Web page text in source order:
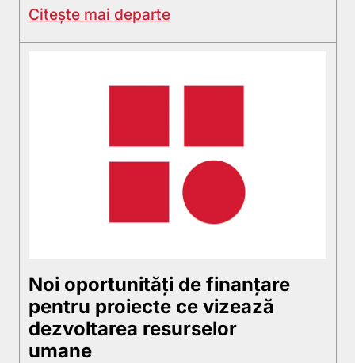
Citește mai departe
Noi oportunități de finanțare
pentru proiecte ce vizează
dezvoltarea resurselor
umane